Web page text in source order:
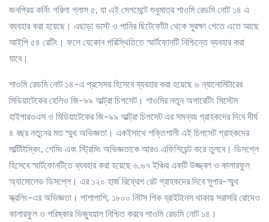
জনপ্রিয় কর্নিং গরিলা গ্লাস ৫, যা এই সেগমেন্টে শুধুমাত্র শাওমি রেডমি নোট ১৪ এ
ব্যবহার করা হয়েছে। এছাড়া ডাস্ট ও পানির ছিটেফোঁটা থেকে সুরক্ষা পেতে এতে আছে
আইপি ৫৪ রেটিং। ফলে যেকোন পরিস্থিতিতে স্মার্টফোনটি নিশ্চিন্তে ব্যবহার করা
যাবে।
শাওমি রেডমি নোট ১৪-এ প্রসেসর হিসেবে ব্যবহার করা হয়েছে ৬ ন্যানোমিটারের
মিডিয়াটেকের হেলিও জি-৯৯ আল্ট্রা চিপসেট। শাওমির নতুন অপারেটিং সিস্টেম
হাইপারওএস ও মিডিয়াটেকের জি-৯৯ আল্ট্রা চিপসেট এর সমন্বয় গ্রাহকদের দিবে দীর্ঘ
৪ বছর নতুনের মত স্মুথ অভিজ্ঞতা। একইসাথে শক্তিশালী এই চিপসেট গ্রাহকদের
মাল্টিটাস্কিং, গেমিং এবং স্ট্রিমিং অভিজ্ঞতাকে আরও এফিশিয়েন্ট করে তুলবে। ডিসপ্লে
হিসেবে স্মার্টফোনটিতে ব্যবহার করা হয়েছে ৬.৬৭ ইঞ্চির একটি উজ্জ্বল ও কালারফুল
অ্যামোলেড ডিসপ্লে। এর ১২০ হার্জ রিফ্রেশ রেট গ্রাহকদের দিবে সুপার-স্মুথ
স্ক্রলিং-এর অভিজ্ঞতা। পাশাপাশি, ১৮০০ নিটস পিক ব্রাইটনেস থাকায় সরাসরি রোদেও
কালারফুল ও পরিষ্কার ভিজ্যুয়াল নিশ্চিত করবে শাওমি রেডমি নোট ১৪।